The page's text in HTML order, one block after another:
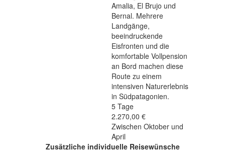
Amalia, El Brujo und
Bernal. Mehrere
Landgänge,
beeindruckende
Eisfronten und die
komfortable Vollpension
an Bord machen diese
Route zu einem
intensiven Naturerlebnis
in Südpatagonien.
5 Tage
2.270,00 €
Zwischen Oktober und
April
Zusätzliche individuelle Reisewünsche